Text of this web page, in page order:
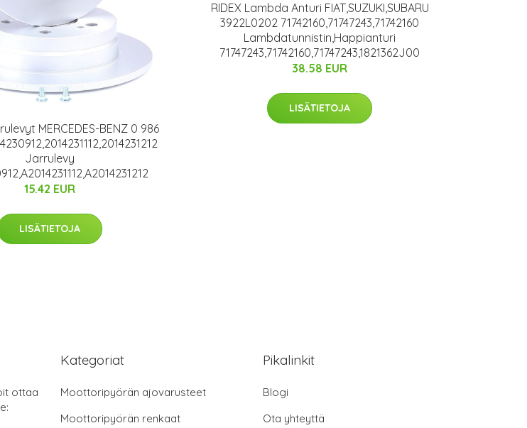
MERCEDES-BENZ 0 986
Jarrulevy
15.42 EUR
LISÄTIETOJA
RIDEX Lambda Anturi FIAT,SUZUKI,SUBARU
3922L0202 71742160,71747243,71742160
Lambdatunnistin,Happianturi
71747243,71742160,71747243,1821362J00
38.58 EUR
LISÄTIETOJA
ottaa
Kategoriat
Moottoripyörän ajovarusteet
Moottoripyörän renkaat
Pikalinkit
Blogi
Ota yhteyttä